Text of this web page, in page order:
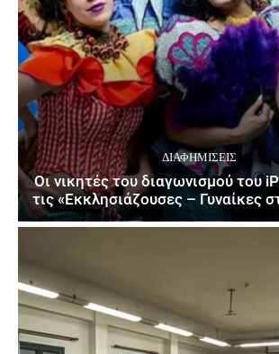
ΔΙΑΦΗΜΊΣΕΙΣ
Οι νικητές του διαγωνισμού του
τις «Εκκλησιάζουσες – Γυναίκες